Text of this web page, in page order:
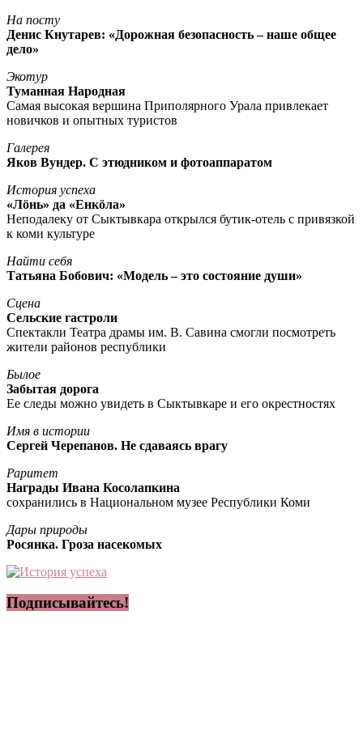
На посту
Денис Кнутарев: «Дорожная безопасность – наше общее
дело»
Экотур
Туманная Народная
Самая высокая вершина Приполярного Урала привлекает
новичков и опытных туристов
Галерея
Яков Вундер. С этюдником и фотоаппаратом
История успеха
«Лöнь» да «Енкöла»
Неподалеку от Сыктывкара открылся бутик-отель с привязкой
к коми культуре
Найти себя
Татьяна Бобович: «Модель – это состояние души»
Сцена
Сельские гастроли
Спектакли Театра драмы им. В. Савина смогли посмотреть
жители районов республики
Былое
Забытая дорога
Ее следы можно увидеть в Сыктывкаре и его окрестностях
Имя в истории
Сергей Черепанов. Не сдаваясь врагу
Раритет
Награды Ивана Косолапкина
сохранились в Национальном музее Республики Коми
Дары природы
Росянка. Гроза насекомых
Подписывайтесь!